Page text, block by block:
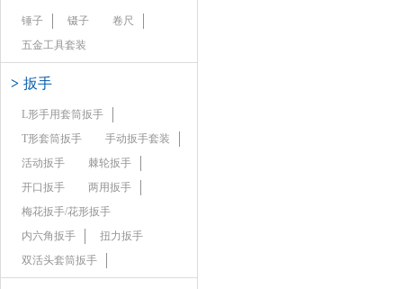
锤子 镊子
卷尺
五金工具套装
> 扳手
L形手用套筒扳手
T形套筒扳手
手动扳手套装
活动扳手
棘轮扳手
开口扳手
两用扳手
梅花扳手/花形扳手
内六角扳手
扭力扳手
双活头套筒扳手